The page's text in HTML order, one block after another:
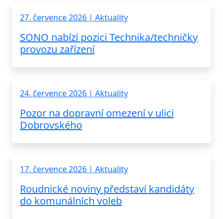
27. července 2026 | Aktuality
SONO nabízí pozici Technika/techničky
provozu zařízení
24. července 2026 | Aktuality
Pozor na dopravní omezení v ulici
Dobrovského
17. července 2026 | Aktuality
Roudnické noviny představí kandidáty
do komunálních voleb